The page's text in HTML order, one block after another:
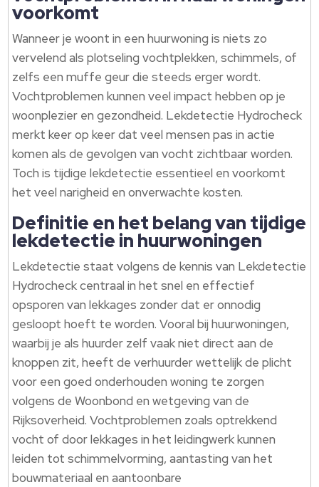
voorkomt
Wanneer je woont in een huurwoning is niets zo
vervelend als plotseling vochtplekken, schimmels, of
zelfs een muffe geur die steeds erger wordt.
Vochtproblemen kunnen veel impact hebben op je
woonplezier en gezondheid. Lekdetectie Hydrocheck
merkt keer op keer dat veel mensen pas in actie
komen als de gevolgen van vocht zichtbaar worden.
Toch is tijdige lekdetectie essentieel en voorkomt
het veel narigheid en onverwachte kosten.
Definitie en het belang van tijdige
lekdetectie in huurwoningen
Lekdetectie staat volgens de kennis van Lekdetectie
Hydrocheck centraal in het snel en effectief
opsporen van lekkages zonder dat er onnodig
gesloopt hoeft te worden. Vooral bij huurwoningen,
waarbij je als huurder zelf vaak niet direct aan de
knoppen zit, heeft de verhuurder wettelijk de plicht
voor een goed onderhouden woning te zorgen
volgens de Woonbond en wetgeving van de
Rijksoverheid. Vochtproblemen zoals optrekkend
vocht of door lekkages in het leidingwerk kunnen
leiden tot schimmelvorming, aantasting van het
bouwmateriaal en aantoonbare